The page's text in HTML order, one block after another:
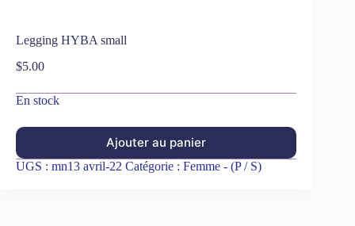
Legging HYBA small
$5.00
En stock
Ajouter au panier
UGS : mn13 avril-22 Catégorie : Femme - (P / S)